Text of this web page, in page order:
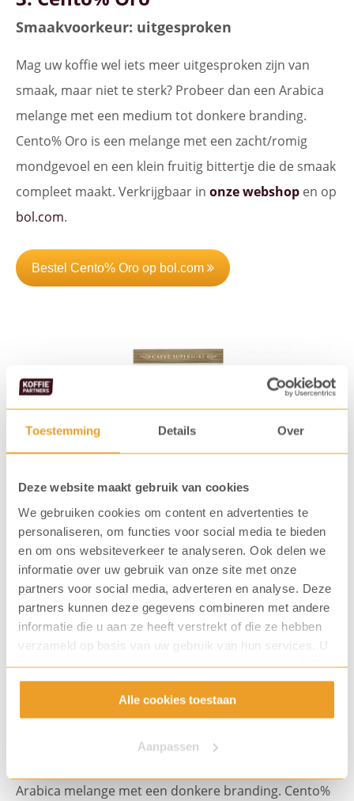
Toestemming Details Over
Deze website maakt gebruik van cookies
We gebruiken cookies om content en advertenties te
personaliseren, om functies voor social media te bieden
en om ons websiteverkeer te analyseren. Ook delen we
informatie over uw gebruik van onze site met onze
partners voor social media, adverteren en analyse. Deze
partners kunnen deze gegevens combineren met andere
informatie die u aan ze heeft verstrekt of die ze hebben
verzameld op basis van uw gebruik van hun services. U
gaat akkoord met onze cookies als u onze website blijft
gebruiken.
Alle cookies toestaan
Aanpassen
Smaakvoorkeur: uitgesproken
Mag uw koffie wel iets meer uitgesproken zijn van
smaak, maar niet te sterk? Probeer dan een Arabica
melange met een medium tot donkere branding.
Cento% Oro is een melange met een zacht/romig
mondgevoel en een klein fruitig bittertje die de smaak
compleet maakt. Verkrijgbaar in onze webshop en op
bol.com.
Bestel Cento% Oro op bol.com
4. Cento% Nero
Arabica melange met een donkere branding. Cento%